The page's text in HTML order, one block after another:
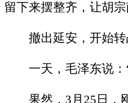
留下来摆整齐，让胡
撤出延安，开始转
一天，毛泽东说：“
果然，3月25日，刚